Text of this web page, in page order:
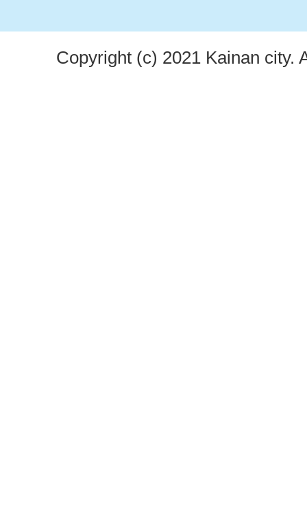
Copyright (c) 2021 Kainan city.